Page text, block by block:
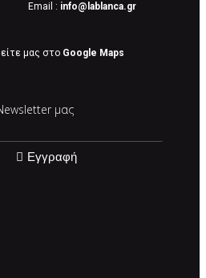
Email : info@lablanca.gr
μας στο Google Maps
μας
Εγγραφή